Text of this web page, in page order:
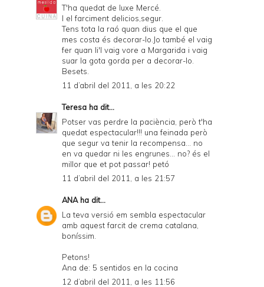
T'ha quedat de luxe Mercé.
I el farciment delicios,segur.
Tens tota la raó quan dius que el que
mes costa és decorar-lo.Jo també el vaig
fer quan li'l vaig vore a Margarida i vaig
suar la gota gorda per a decorar-lo.
Besets.
11 d’abril del 2011, a les 20:22
Teresa ha dit...
Potser vas perdre la paciència, però t'ha
quedat espectacular!!! una feinada però
que segur va tenir la recompensa... no
en va quedar ni les engrunes... no? és el
millor que et pot passar! petó
11 d’abril del 2011, a les 21:57
ANAha dit...
La teva versió em sembla espectacular
amb aquest farcit de crema catalana,
boníssim.
Petons!
Ana de: 5 sentidos en la cocina
12 d’abril del 2011, a les 11:56